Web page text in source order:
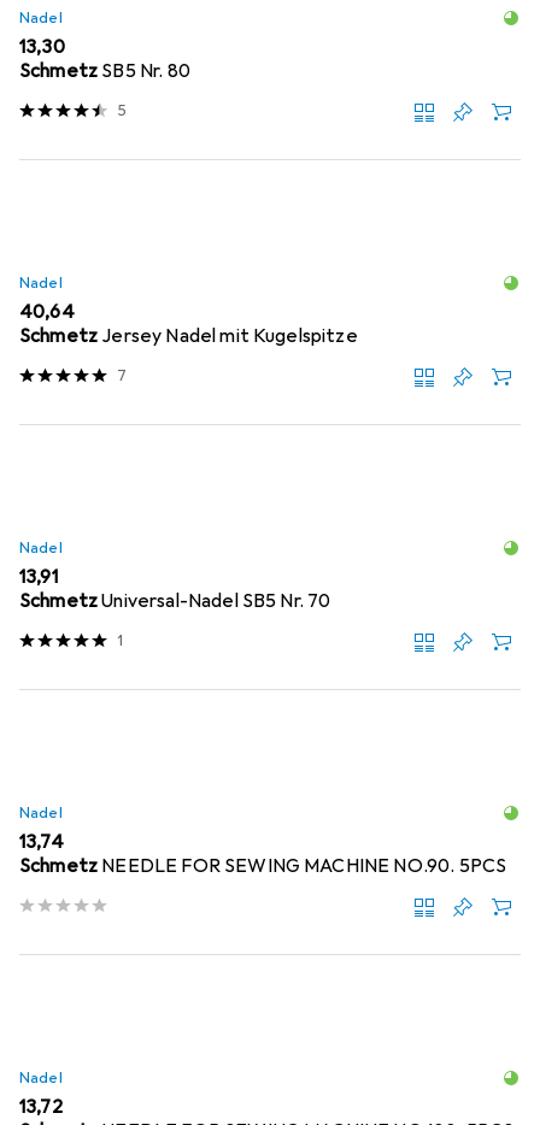
Nadel
EUR
13,30
Schmetz SB5 Nr. 80
5
Nadel
EUR
40,64
Schmetz Jersey Nadel mit Kugelspitze
7
Nadel
EUR
13,91
SchmetzUniversal-Nadel SB5 Nr. 70
1
Nadel
EUR
13,74
Schmetz NEEDLE FOR SEWING MACHINE NO.90. 5PCS
Nadel
EUR
13,72